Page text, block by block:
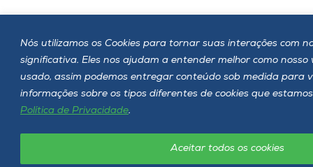
Nós utilizamos os Cookies para tornar suas interações com
significativa. Eles nos ajudam a entender melhor como nosso
usado, assim podemos entregar conteúdo sob medida para
informações sobre os tipos diferentes de cookies que
Política de Privacidade.
Aceitar todos os cookies